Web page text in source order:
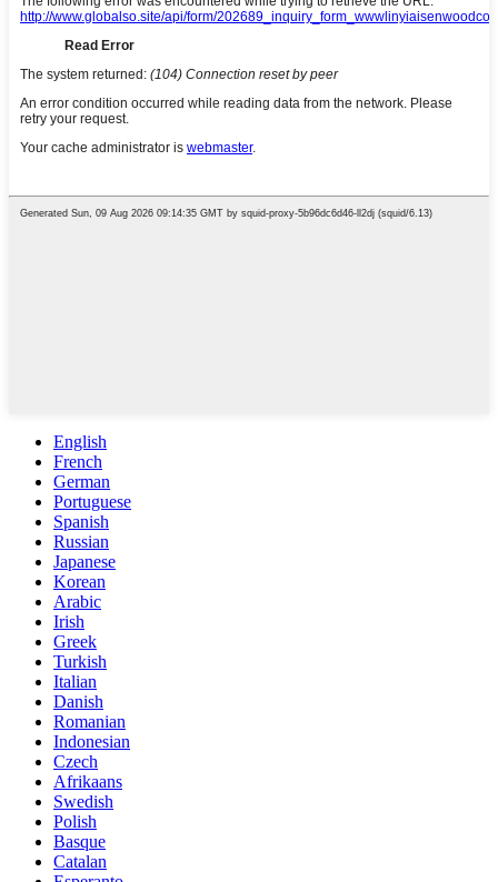
English
French
German
Portuguese
Spanish
Russian
Japanese
Korean
Arabic
Irish
Greek
Turkish
Italian
Danish
Romanian
Indonesian
Czech
Afrikaans
Swedish
Polish
Basque
Catalan